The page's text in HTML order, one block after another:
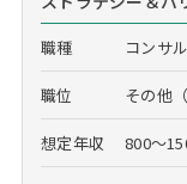
職種 コンサ
職位 その他
想定年収 800～